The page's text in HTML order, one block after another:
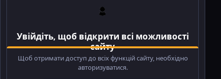
Увійдіть, щоб відкрити всі можливості
сайту
Щоб отримати доступ до всіх функцій сайту, необхідно
авторизуватися.